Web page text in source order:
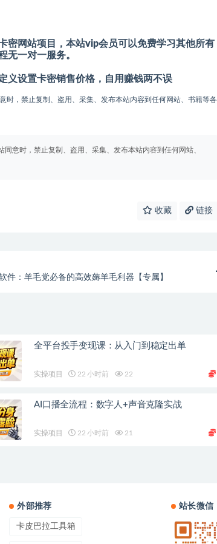
密网站项目，本站vip会员可以免费学习其他所有
无一对一服务。
义设置卡密销售价格，自用赚钱两不误
时，禁止复制、盗用、采集、发布本站内容到任何网站、书籍等各
意时，禁止复制、盗用、采集、发布本站内容到任何网站、
收藏 链接
件：羊毛党必备的高效薅羊毛利器【专属】
全平台投手变现课：从入门到稳定出单
实操项目 22 小时前 22
AI口播全流程：数字人+声音克隆实战
实操项目 22 小时前 21
外部推荐
卡皮巴拉工具箱
站长微信